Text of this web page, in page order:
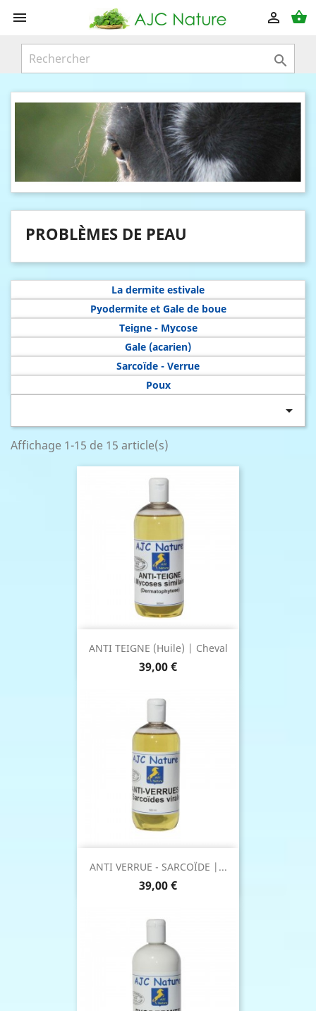
 shopping_basket


PROBLÈMES DE PEAU
La dermite estivale
Pyodermite et Gale de boue
Teigne - Mycose
Gale (acarien)
Sarcoïde - Verrue
Poux

Affichage 1-15 de 15 article(s)
ANTI TEIGNE (Huile) | Cheval
Prix
39,00 €
ANTI VERRUE - SARCOÏDE |...
Prix
39,00 €